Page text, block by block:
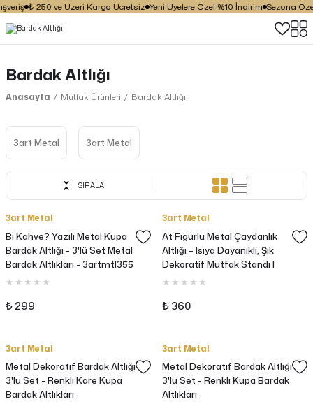
₺ 250 ve Üzeri Kargo Ücretsiz Yeni Üyelere Özel %10 İndirim Sezona
Bardak Altlığı
Anasayfa Mutfak Ürünleri Bardak Altlığı
3art Metal 3art Metal
SIRALA
3art Metal
Bi Kahve? Yazılı Metal Kupa
Bardak Altlığı - 3'lü Set Metal
Bardak Altlıkları - 3artmtl355
₺ 299
3art Metal
At Figürlü Metal Çaydanlık
Altlığı – Isıya Dayanıklı, Şık
Dekoratif Mutfak Standı |
₺ 360
3art Metal
Metal Dekoratif Bardak Altlığı
3'lü Set - Renkli Kare Kupa
Bardak Altlıkları
3art Metal
Metal Dekoratif Bardak Altlığı
3'lü Set - Renkli Kupa Bardak
Altlıkları